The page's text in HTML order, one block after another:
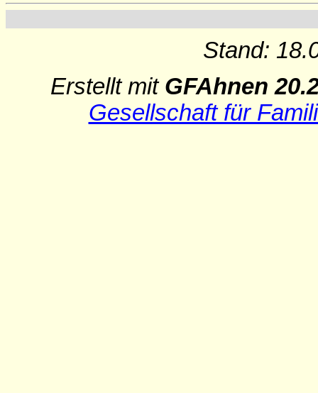
Stand:
Erstellt mit GFAhnen
Gesellschaft für